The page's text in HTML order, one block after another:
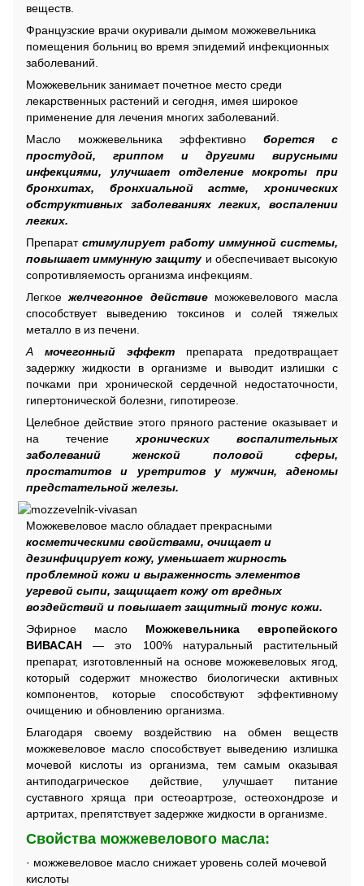
веществ.
Французские врачи окуривали дымом можжевельника
помещения больниц во время эпидемий инфекционных
заболеваний.
Можжевельник занимает почетное место среди
лекарственных растений и сегодня, имея широкое
применение для лечения многих заболеваний.
Масло можжевельника эффективно борется с
простудой, гриппом и другими вирусными
инфекциями, улучшает отделение мокроты при
бронхитах, бронхиальной астме, хронических
обструктивных заболеваниях легких, воспалении
легких.
Препаратстимулирует работу иммунной системы,
повышает иммунную защитуи обеспечивает высокую
сопротивляемость организма инфекциям.
Легкоежелчегонное действие можжевелового масла
способствует выведению токсинов и солей тяжелых
металло в из печени.
А мочегонный эффект препарата предотвращает
задержку жидкости в организме и выводит излишки с
почками при хронической сердечной недостаточности,
гипертонической болезни, гипотиреозе.
Целебное действие этого пряного растение оказывает и
на течение хронических воспалительных
заболеваний женской половой сферы,
простатитов и уретритов у мужчин, аденомы
предстательной железы.
Можжевеловое масло обладает прекрасными
косметическими свойствами, очищает и
дезинфицирует кожу, уменьшает жирность
проблемной кожи и выраженность элементов
угревой сыпи, защищает кожу от вредных
воздействий и повышает защитный тонус кожи.
Эфирное масло Можжевельника европейского
ВИВАСАН — это 100% натуральный растительный
препарат, изготовленный на основе можжевеловых ягод,
который содержит множество биологически активных
компонентов, которые способствуют эффективному
очищению и обновлению организма.
Благодаря своему воздействию на обмен веществ
можжевеловое масло способствует выведению излишка
мочевой кислоты из организма, тем самым оказывая
антиподагрическое действие, улучшает питание
суставного хряща при остеоартрозе, остеохондрозе и
артритах, препятствует задержке жидкости в организме.
Свойства можжевелового масла:
· можжевеловое масло снижает уровень солей мочевой
кислоты